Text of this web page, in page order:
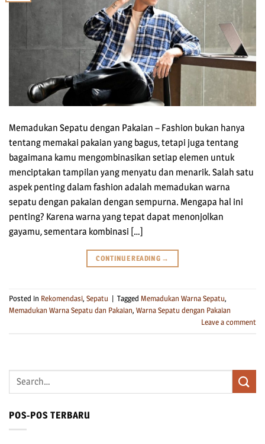
Memadukan Sepatu dengan Pakaian – Fashion bukan hanya
tentang memakai pakaian yang bagus, tetapi juga tentang
bagaimana kamu mengombinasikan setiap elemen untuk
menciptakan tampilan yang menyatu dan menarik. Salah satu
aspek penting dalam fashion adalah memadukan warna
sepatu dengan pakaian dengan sempurna. Mengapa hal ini
penting? Karena warna yang tepat dapat menonjolkan
gayamu, sementara kombinasi […]
CONTINUE READING →
Posted in Rekomendasi, Sepatu | Tagged Memadukan Warna Sepatu,
Memadukan Warna Sepatu dan Pakaian, Warna Sepatu dengan Pakaian
Leave a comment
POS-POS TERBARU